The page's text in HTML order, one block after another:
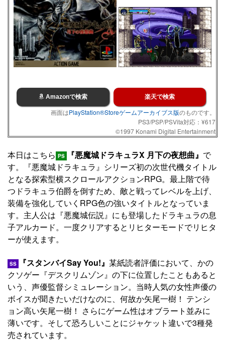
Amazonで検索 楽天で検索
画面はPlayStation®Storeゲームアーカイブス版のものです。
PS3/PSP/PSVita対応：¥617
©1997 Konami Digital Entertainment
本日はこちら PS 『悪魔城ドラキュラX 月下の夜想曲』 で
す。『悪魔城ドラキュラ』シリーズ初の次世代機タイトル
となる探索型横スクロールアクションRPG。最上階で待
つドラキュラ伯爵を倒すため、敵と戦ってレベルを上げ、
装備を強化していくRPG色の強いタイトルとなっていま
す。主人公は『悪魔城伝説』にも登場したドラキュラの息
子アルカード。一度クリアするとリヒターモードでリヒタ
ーが使えます。
SS 『スタンバイSay You!』 某紙読者評価において、かの
クソゲー『デスクリムゾン』の下に位置したこともあると
いう、声優監督シミュレーション。当時人気の女性声優の
ボイスが聞きたいだけなのに、何故か矢尾一樹！ テンシ
ョン高い矢尾一樹！ さらにゲーム性はオブラート並みに
薄いです。そして恐ろしいことにジャケット違いで3種発
売されています。